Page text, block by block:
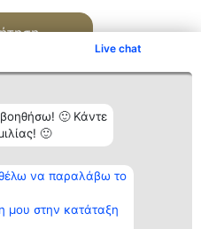
Live chat
🙂 Κάντε
🙂
θέλω να παραλάβω το
μου στην κατάταξη
Επικοινωνία
Επικοινωνία